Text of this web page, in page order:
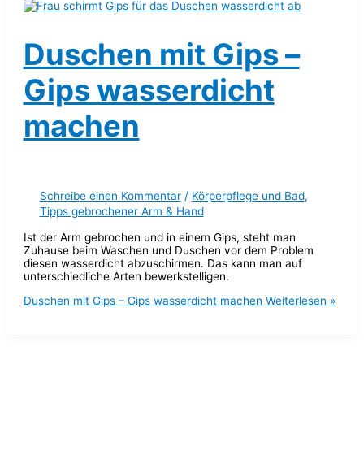
Duschen mit Gips –
Gips wasserdicht
machen
Schreibe einen Kommentar / Körperpflege und Bad,
Tipps gebrochener Arm & Hand
Ist der Arm gebrochen und in einem Gips, steht man
Zuhause beim Waschen und Duschen vor dem Problem
diesen wasserdicht abzuschirmen. Das kann man auf
unterschiedliche Arten bewerkstelligen.
Duschen mit Gips – Gips wasserdicht machen Weiterlesen »